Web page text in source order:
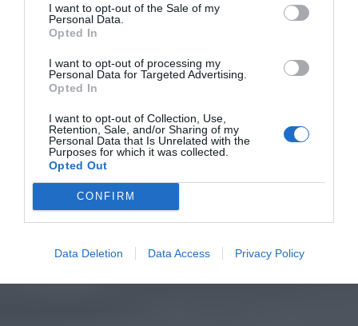
I want to opt-out of the Sale of my
Personal Data.
Opted In
I want to opt-out of processing my
Personal Data for Targeted Advertising.
Opted In
I want to opt-out of Collection, Use,
Retention, Sale, and/or Sharing of my
Personal Data that Is Unrelated with the
Purposes for which it was collected.
Opted Out
CONFIRM
Data Deletion Data Access Privacy Policy